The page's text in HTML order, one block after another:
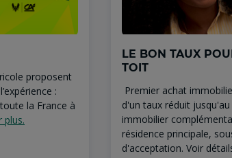
proposent
:
la France à
plus.
LE BON TAUX
TOIT
Premier achat
d'un taux réduit
immobilier
résidence principale,
d'acceptation. Voir